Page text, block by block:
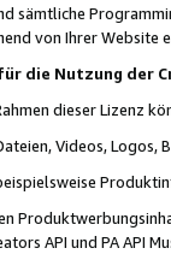
sämtliche
von Ihrer Website
die Nutzung der
dieser Lizenz
Videos,
API und PA API